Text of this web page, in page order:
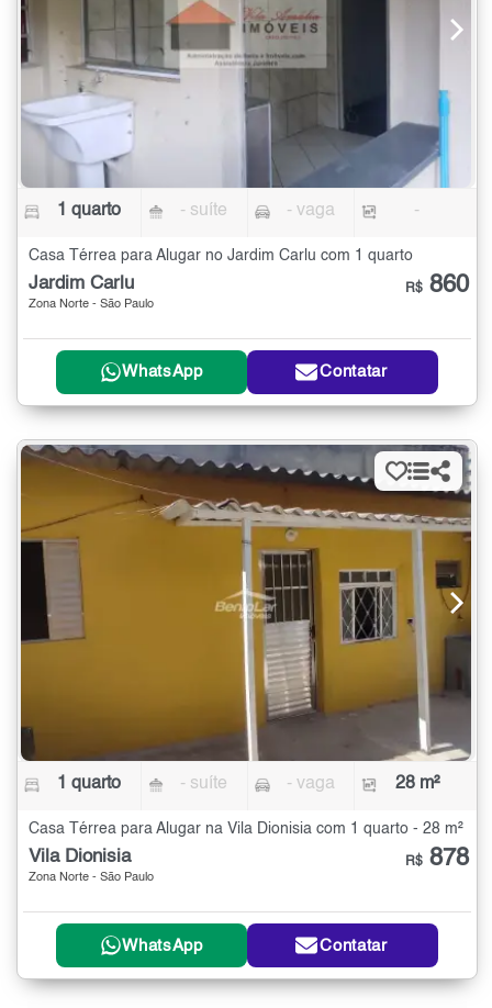
1 quarto - suíte - vaga -
Casa Térrea para Alugar no Jardim Carlu com 1 quarto
Jardim Carlu
Zona Norte - São Paulo
R$ 860
WhatsApp Contatar
1 quarto - suíte - vaga 28 m²
Casa Térrea para Alugar na Vila Dionisia com 1 quarto - 28 m²
Vila Dionisia
Zona Norte - São Paulo
R$ 878
WhatsApp Contatar